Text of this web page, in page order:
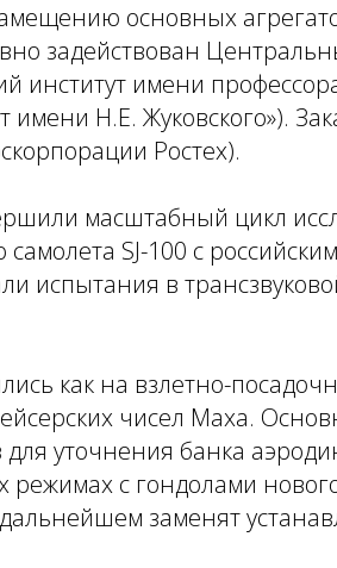
основных
задействован
институт имени
имени Н.Е. Жуковского»).
Ростех).
масштабный цикл
SJ-100 с
испытания в
как на взлетно-
чисел Маха.
уточнения банка
режимах с гондолами
заменят